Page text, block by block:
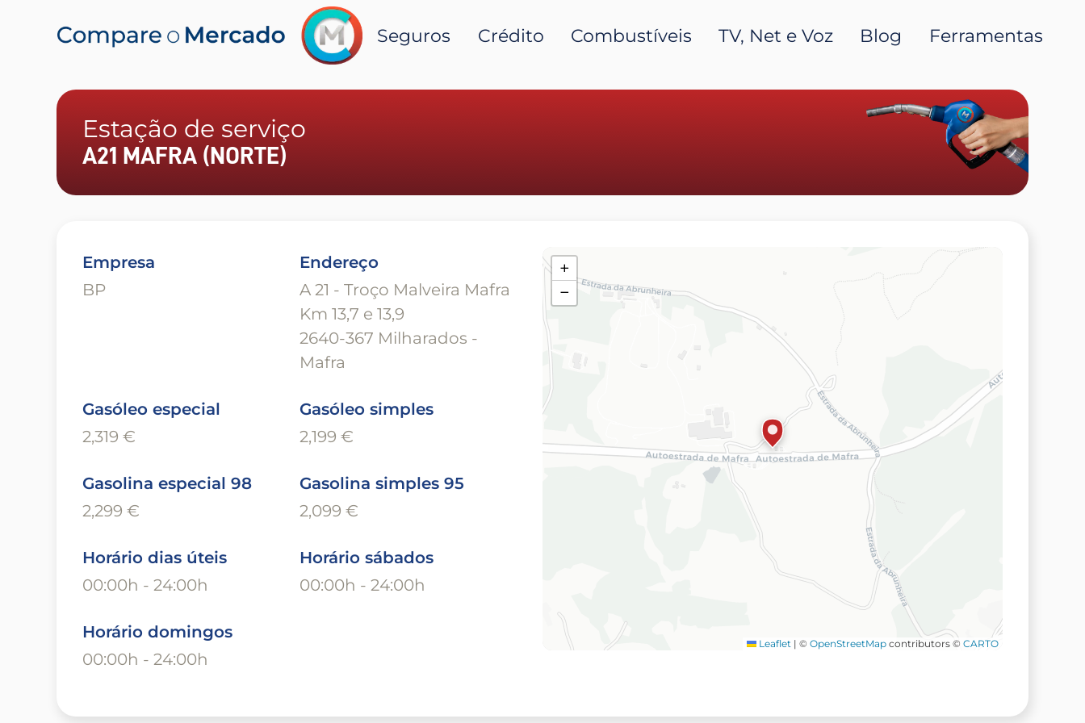
Seguros Crédito Combustíveis TV, Net e Voz Blog Ferramentas
Estação de serviço
A21 MAFRA (NORTE)
Empresa
BP
Endereço
A 21 - Troço Malveira Mafra
Km 13,7 e 13,9
2640-367 Milharados -
Mafra
Gasóleo especial
2,319 €
Gasóleo simples
2,199 €
Gasolina especial 98
2,299 €
Gasolina simples 95
2,099 €
Horário dias úteis
00:00h - 24:00h
Horário sábados
00:00h - 24:00h
Horário domingos
00:00h - 24:00h
+
−
Leaflet | © OpenStreetMap contributors © CARTO